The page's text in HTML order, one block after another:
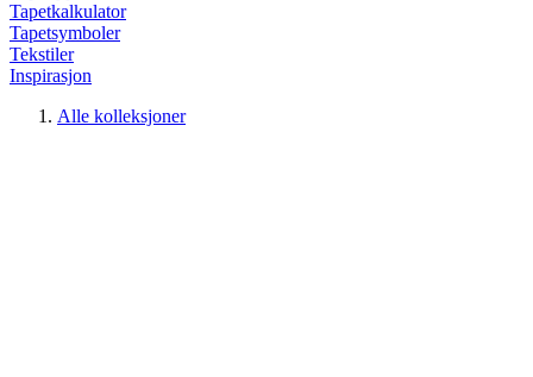
Tapetkalkulator
Tapetsymboler
Tekstiler
Inspirasjon
Alle kolleksjoner